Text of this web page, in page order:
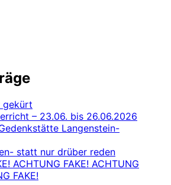
gekürt
– 23.06. bis 26.06.2026
Langenstein-
statt nur drüber reden
ACHTUNG FAKE! ACHTUNG
FAKE!